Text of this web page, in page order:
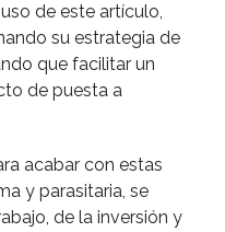
de este artí­culo,
su estrategia de
que facilitar un
de puesta a
acabar con estas
y parasitaria, se
de la inversión y